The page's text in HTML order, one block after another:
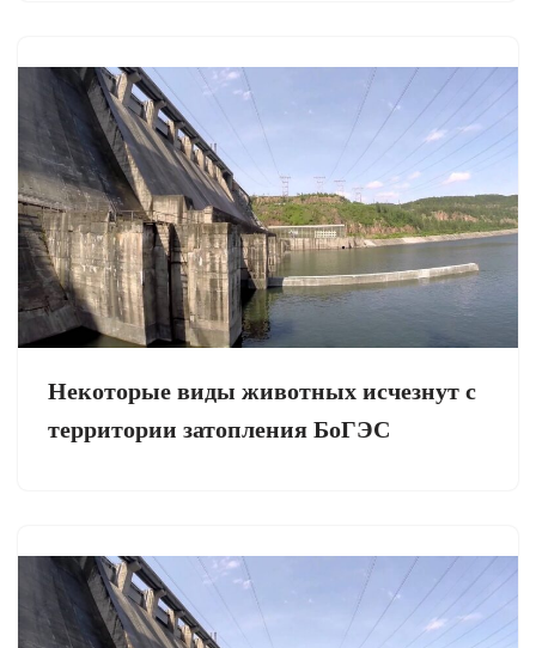
Некоторые виды животных исчезнут с
территории затопления БоГЭС